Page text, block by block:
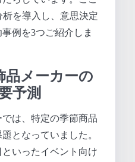
を導入し、意思決定
例を3つご紹介しま
品メーカーの
予測
は、特定の季節商品
となっていました。
いったイベント向け